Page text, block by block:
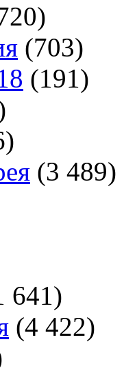
(703)
(191)
(3 489)
641)
(4 422)